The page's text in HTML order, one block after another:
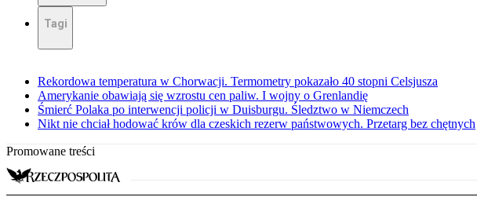
Tagi
Rekordowa temperatura w Chorwacji. Termometry pokazało 40 stopni Celsjusza
Amerykanie obawiają się wzrostu cen paliw. I wojny o Grenlandię
Śmierć Polaka po interwencji policji w Duisburgu. Śledztwo w Niemczech
Nikt nie chciał hodować krów dla czeskich rezerw państwowych. Przetarg bez chętnych
Promowane treści